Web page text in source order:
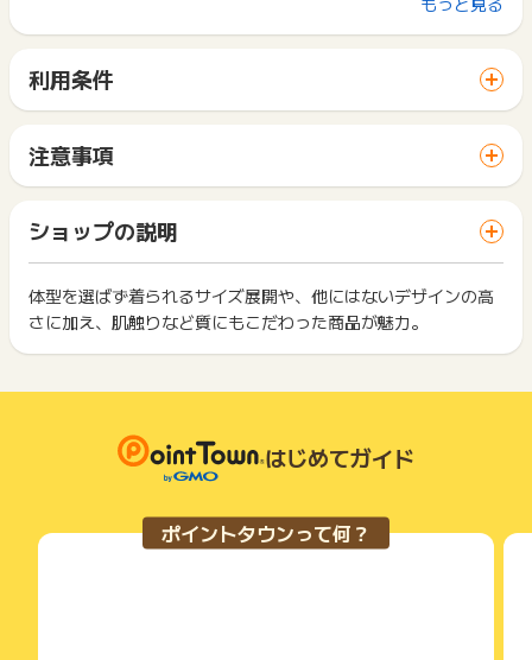
・キャンセル・不備・いたずら・商品受取拒否及び不着、返品
※キャンセル・不備・いたずら・商品受取拒否及び不着、返品の
場合はポイント獲得対象外です。
までお問い合わせください。ポイントについて、広告主に直接
お問い合わせをした場合、ポイント獲得対象外となる場合がご
ざいます。
利用条件
サイトに移動してからお申し込みやお買い物が完了するまでの
間に、同じブラウザ（※）で他のサイトに移動した場合はポイン
ト獲得ができません。
「 ショッピングでポイントGET 」ボタンを押した時とサービ
ス・お買い物利用時で、デバイス・ブラウザが異なる場合はポ
イント獲得ができません。
2回以上同じお買い物・サービスをご利用される場合は、毎回
ポイントタウンに戻り、「 ショッピングでポイントGET 」ボ
下記の事項に該当する場合、広告主側で対象外とみなし、「獲
・同一端末や同一世帯で、繰り返し利用不可のサービス・お買
い物を複数回ご利用された場合
・他のポイントサイトや比較サイト、検索サイトなどを経由し
ご利用前には、Cookieの削除をおこなっていただくことを推奨
します。
注意事項
一部のサービスにつきましては、1商品につき10円単位の金額
は切り捨てとなります。
ポイント獲得が1ポイント未満のものは切り捨てとなり、ポイ
ント履歴には記載されません。
原則として広告主側のポイント等を利用して支払われた金額分
につきましては、ポイントタウンのポイント獲得の対象には含
まれません。
各サービス・お買い物の獲得ポイントや獲得条件、キャンペー
ン期間が予告なしに変更される場合がございますが、ご利用さ
条件を達成しているかどうかは各広告主ではなく、代理店が行
っているため、広告主はポイントに関する詳細を把握しており
ショップの説明
体型を選ばず着られるサイズ展開や、他にはないデザインの高
さに加え、肌触りなど質にもこだわった商品が魅力。
はじめてガイド
ポイントタウンって何？